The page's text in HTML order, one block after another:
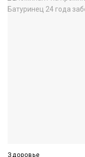
Здоровье